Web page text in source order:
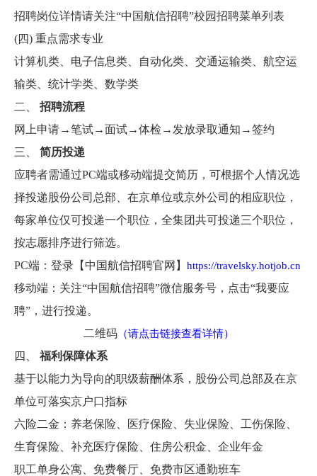
招聘岗位详情请关注“中国航信招聘”校园招聘菜单列表
(四) 重点需求专业
计算机类、电子信息类、自动化类、交通运输类、航空运
输类、统计学类、数学类
二、 招聘流程
网上申请→笔试→面试→体检→发放录取通知→签约
三、 简历投递
应聘者需通过PC端或移动端提交简历，可根据个人情况选
择投递股份公司总部、在京单位或京外公司的相应职位，
每家单位仅可投递一个职位，全集团共可投递三个职位，
按志愿排序进行筛选。
PC端 ： 登录【中国航信招聘官网】 https://travelsky.hotjob.cn
移动端 ： 关注“中国航信招聘”微信服务号，点击“我要应
聘”，进行投递。
二维码（请点击链接查看详情）
四、 福利保障体系
基于以能力为导向的职级薪酬体系，股份公司总部及在京
单位可落实京户口指标
六险二金：养老保险、医疗保险、失业保险、工伤保险、
生育保险、补充医疗保险、住房公积金、企业年金
职工单身公寓、免费餐厅、免费市区通勤班车